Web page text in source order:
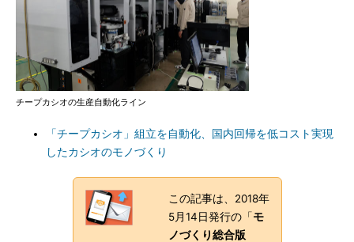
チープカシオの生産自動化ライン
「チープカシオ」組立を自動化、国内回帰を低コスト実現
したカシオのモノづくり
この記事は、2018年
5月14日発行の「モ
ノづくり総合版